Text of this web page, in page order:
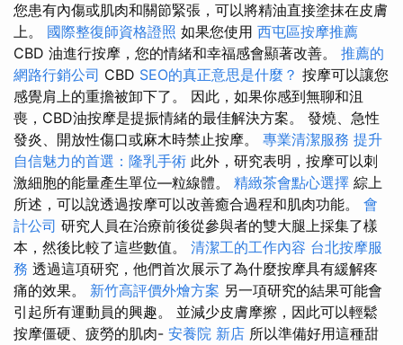
您患有內傷或肌肉和關節緊張，可以將精油直接塗抹在皮膚
上。 國際整復師資格證照 如果您使用 西屯區按摩推薦
CBD 油進行按摩，您的情緒和幸福感會顯著改善。 推薦的
網路行銷公司 CBD SEO的真正意思是什麼？ 按摩可以讓您
感覺肩上的重擔被卸下了。 因此，如果你感到無聊和沮
喪，CBD油按摩是提振情緒的最佳解決方案。 發燒、急性
發炎、開放性傷口或麻木時禁止按摩。 專業清潔服務 提升
自信魅力的首選：隆乳手術 此外，研究表明，按摩可以刺
激細胞的能量產生單位—粒線體。 精緻茶會點心選擇 綜上
所述，可以說透過按摩可以改善癒合過程和肌肉功能。 會
計公司 研究人員在治療前後從參與者的雙大腿上採集了樣
本，然後比較了這些數值。 清潔工的工作內容 台北按摩服
務 透過這項研究，他們首次展示了為什麼按摩具有緩解疼
痛的效果。 新竹高評價外燴方案 另一項研究的結果可能會
引起所有運動員的興趣。 並減少皮膚摩擦，因此可以輕鬆
按摩僵硬、疲勞的肌肉- 安養院 新店 所以準備好用這種甜